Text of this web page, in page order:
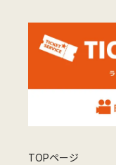
TOPページ